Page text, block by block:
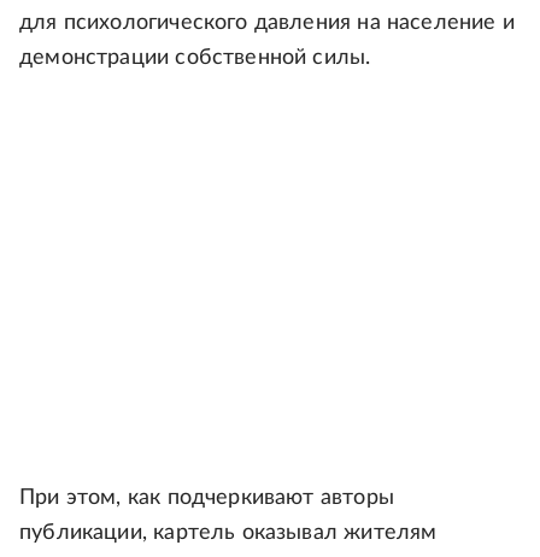
для психологического давления на население и
демонстрации собственной силы.
При этом, как подчеркивают авторы
публикации, картель оказывал жителям